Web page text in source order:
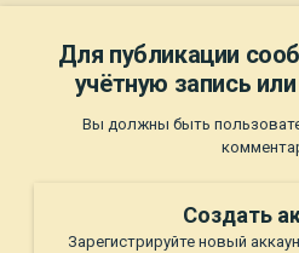
Для публикации
учётную запись
Вы должны быть
Создать
Зарегистрируйте новый